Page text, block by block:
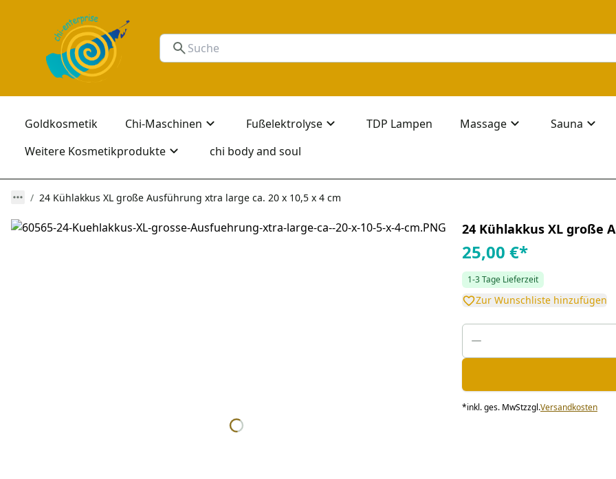
Goldkosmetik Chi-Maschinen Fußelektrolyse TDP Lampen Massage Sauna
Weitere Kosmetikprodukte
chi body and soul
24 Kühlakkus XL große Ausführung xtra large ca. 20 x 10,5 x 4 cm
24 Kühlakkus XL große
25,00 €*
1-3 Tage Lieferzeit
Zur Wunschliste hinzufügen
*inkl. ges. MwStzzgl.Versandkosten